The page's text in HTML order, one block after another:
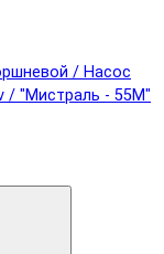
/ Насос
/ "Мистраль - 55М"